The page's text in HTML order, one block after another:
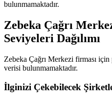
bulunmamaktadır.
Zebeka Çağrı
Seviyeleri Dağılımı
Zebeka Çağrı Merkezi firması için
verisi bulunmamaktadır.
İlginizi Çekebilecek